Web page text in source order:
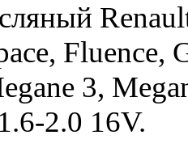
Fluence,
3,
2.0 16V.